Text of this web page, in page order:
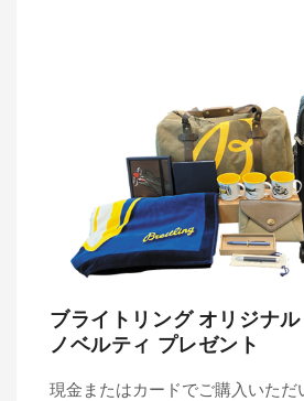
ブライトリング オリジナル
ノベルティ プレゼント
現金またはカードでご購入いただ